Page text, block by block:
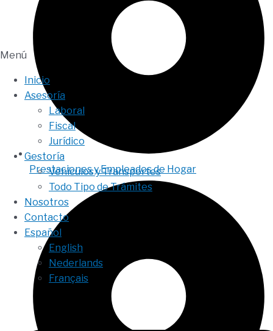
Menú
Inicio
Asesoría
Laboral
Fiscal
Jurídico
Gestoría
Vehículos y Transportes
Todo Tipo de Trámites
Nosotros
Contacto
Español
English
Nederlands
Français
Prestaciones y Empleados de Hogar